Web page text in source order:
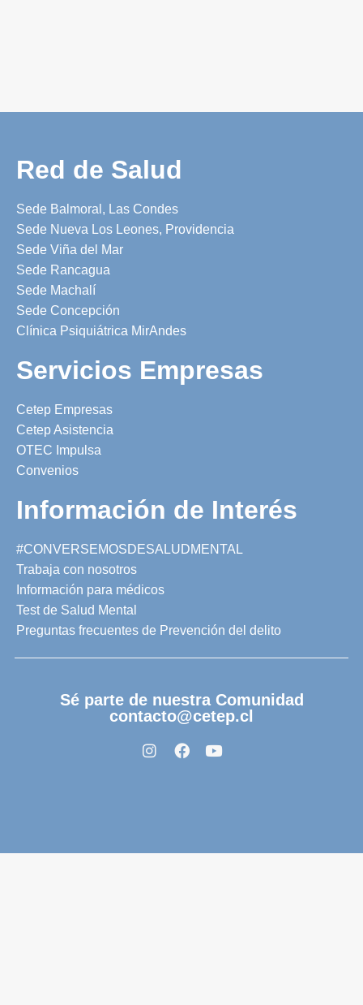
Red de Salud
Sede Balmoral, Las Condes
Sede Nueva Los Leones, Providencia
Sede Viña del Mar
Sede Rancagua
Sede Machalí
Sede Concepción
Clínica Psiquiátrica MirAndes
Servicios Empresas
Cetep Empresas
Cetep Asistencia
OTEC Impulsa
Convenios
Información de Interés
#CONVERSEMOSDESALUDMENTAL
Trabaja con nosotros
Información para médicos
Test de Salud Mental
Preguntas frecuentes de Prevención del delito
Sé parte de nuestra Comunidad
contacto@cetep.cl